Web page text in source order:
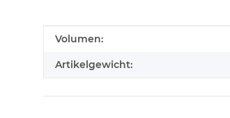
Produkteigenschaft
Wert
Volumen:
Artikelgewicht: